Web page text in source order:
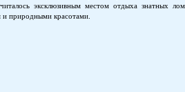
эксклюзивным местом отдыха знатных
и природными красотами.